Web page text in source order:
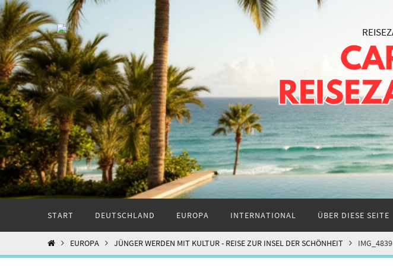
Zum
Inhalt
springen
springen
START DEUTSCHLAND EUROPA INTERNATIONAL ÜBER DIESE SEITE
STARTEUROPA JÜNGER WERDEN MIT KULTUR - REISE ZUR INSEL DER SCHÖNHEIT IMG_4839